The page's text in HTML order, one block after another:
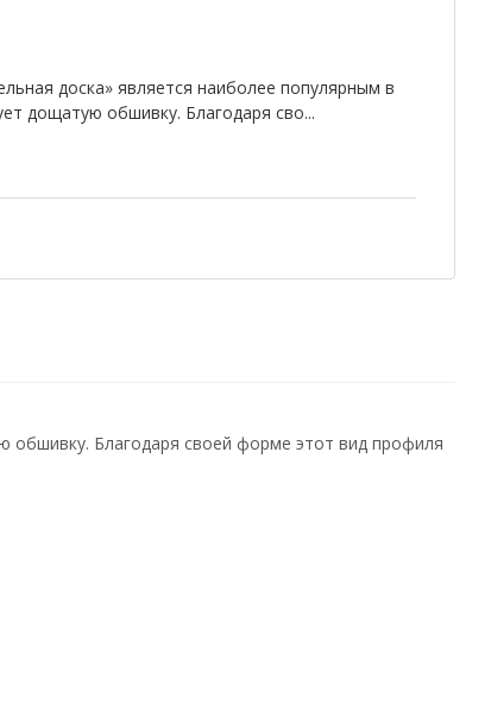
доска» является наиболее популярным в
дощатую обшивку. Благодаря сво...
обшивку. Благодаря своей форме этот вид профиля